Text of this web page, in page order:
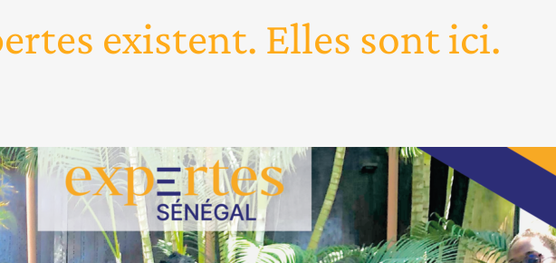
existent. Elles sont ici.